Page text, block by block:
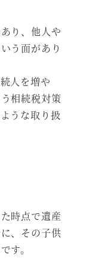
り、他人や
う面があり
人を増や
相続税対策
うな取り扱
時点で遺産
、その子供
す。